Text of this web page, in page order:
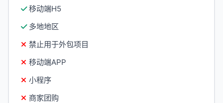
移动端H5
多地地区
禁止用于外包项目
移动端APP
小程序
商家团购